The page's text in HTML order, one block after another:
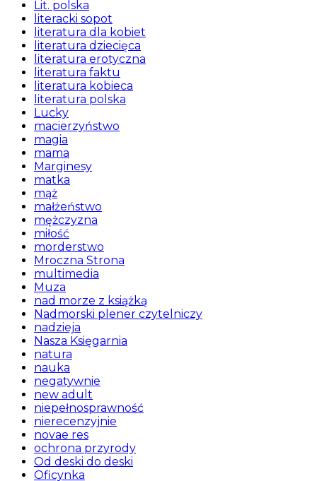
Lit. polska
literacki sopot
literatura dla kobiet
literatura dziecięca
literatura erotyczna
literatura faktu
literatura kobieca
literatura polska
Lucky
macierzyństwo
magia
mama
Marginesy
matka
mąż
małżeństwo
mężczyzna
miłość
morderstwo
Mroczna Strona
multimedia
Muza
nad morze z książką
Nadmorski plener czytelniczy
nadzieja
Nasza Księgarnia
natura
nauka
negatywnie
new adult
niepełnosprawność
nierecenzyjnie
novae res
ochrona przyrody
Od deski do deski
Oficynka